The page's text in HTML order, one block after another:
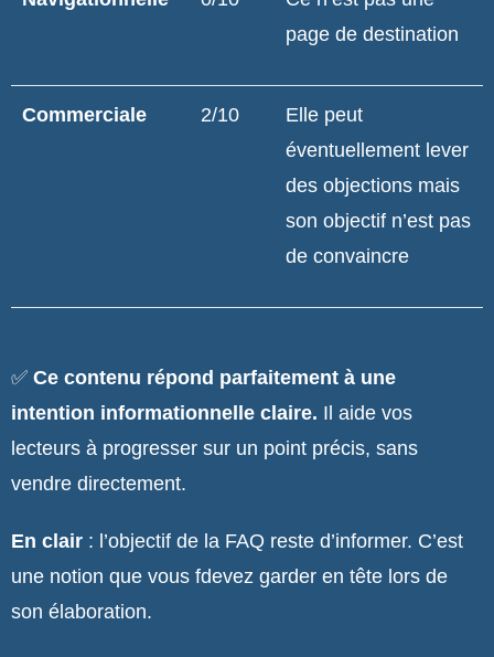
page de destination
Commerciale 2/10
Elle peut
éventuellement lever
des objections mais
son objectif n’est pas
de convaincre
✅ Ce contenu répond parfaitement à une
intention informationnelle claire. Il aide vos
lecteurs à progresser sur un point précis, sans
vendre directement.
En clair : l’objectif de la FAQ reste d’informer. C’est
une notion que vous fdevez garder en tête lors de
son élaboration.